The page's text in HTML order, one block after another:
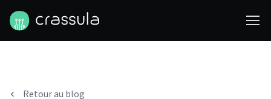
Retour au blog